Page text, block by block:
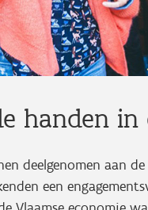
handen in
deelgenomen aan
een